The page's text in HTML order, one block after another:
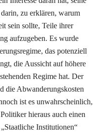
zu erklären, warum
sein sollte, Teile ihrer
aufzugeben. Es wurde
das potenziell
die Aussicht auf höhere
Regime hat. Der
die Abwanderungskosten
ist es unwahrscheinlich,
hieraus auch einen
Institutionen“